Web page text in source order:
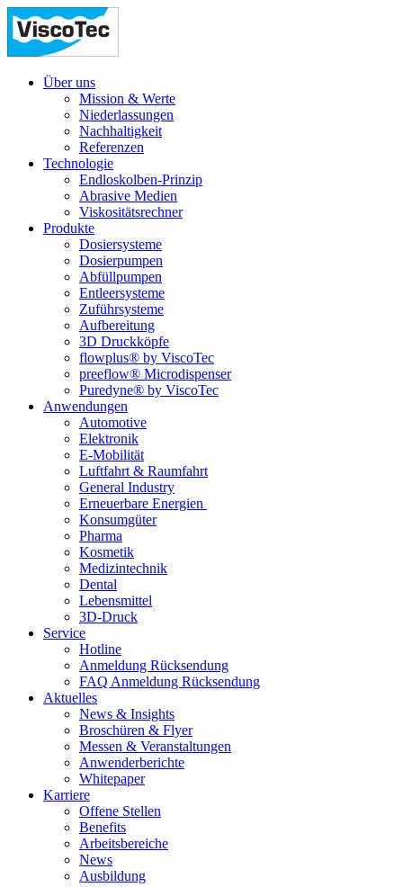
Über uns
Mission & Werte
Niederlassungen
Nachhaltigkeit
Referenzen
Technologie
Endloskolben-Prinzip
Abrasive Medien
Viskositätsrechner
Produkte
Dosiersysteme
Dosierpumpen
Abfüllpumpen
Entleersysteme
Zuführsysteme
Aufbereitung
3D Druckköpfe
flowplus® by ViscoTec
preeflow® Microdispenser
Puredyne® by ViscoTec
Anwendungen
Automotive
Elektronik
E-Mobilität
Luftfahrt & Raumfahrt
General Industry
Erneuerbare Energien
Konsumgüter
Pharma
Kosmetik
Medizintechnik
Dental
Lebensmittel
3D-Druck
Service
Hotline
Anmeldung Rücksendung
FAQ Anmeldung Rücksendung
Aktuelles
News & Insights
Broschüren & Flyer
Messen & Veranstaltungen
Anwenderberichte
Whitepaper
Karriere
Offene Stellen
Benefits
Arbeitsbereiche
News
Ausbildung